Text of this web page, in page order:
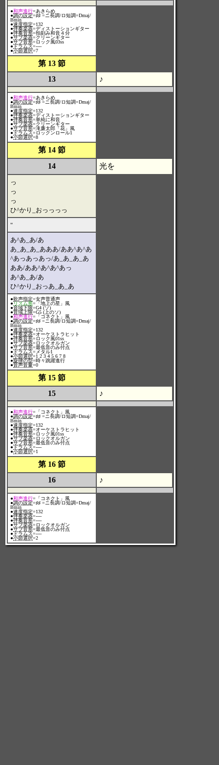
●和声進行=あきらめ
●調の設定=♯♯ =ニ長調/ロ短調=Dmaj/
Bmin
●速度指定=132
●伴奏楽器=ディストーションギター
●伴奏音形=拍刻み和音４分
●サブ楽器=クリーンギター
●サブ音形=ロック風03ss
●ドラムス=----
●小節選択=7
第 13 節
13
♪
●和声進行=あきらめ
●調の設定=♯♯ =ニ長調/ロ短調=Dmaj/
Bmin
●速度指定=132
●伴奏楽器=ディストーションギター
●伴奏音形=単純に和音
●サブ楽器=クリーンギター
●サブ音形=滝廉太郎「花」風
●ドラムス=ロックンロール1
●小節選択=8
第 14 節
14
光を
っ
っ
っ
ひ^かり_おっっっっ
"
あ^あ_あ/あ
あ_あ_あ_あああ/ああ^あ^あ
^あっあっあっ/あ_あ_あ_あ
ああ/ああ^あ^あ^あっ
あ^あ_あ/あ
ひ^かり_おっあ_あ_あ
●歌声指定=女声普通声
●リズム形=「地上の星」風
●音域下限=G4 (ソ)
●音域上限=G5 (上のソ)
●和声進行=「コネクト」風
●調の設定=♯♯ =ニ長調/ロ短調=Dmaj/
Bmin
●速度指定=132
●伴奏楽器=オーケストラヒット
●伴奏音形=ロック風01ss
●サブ楽器=ロックオルガン
●サブ音形=最低音のみ付点
●ドラムス=メタル1
●小節選択=1 2 3 4 5 6 7 8
●旋律の型=時々跳躍進行
●音声音量=0
第 15 節
15
♪
●和声進行=「コネクト」風
●調の設定=♯♯ =ニ長調/ロ短調=Dmaj/
Bmin
●速度指定=132
●伴奏楽器=オーケストラヒット
●伴奏音形=ロック風01ss
●サブ楽器=ロックオルガン
●サブ音形=最低音のみ付点
●ドラムス=----
●小節選択=1
第 16 節
16
♪
●和声進行=「コネクト」風
●調の設定=♯♯ =ニ長調/ロ短調=Dmaj/
Bmin
●速度指定=132
●伴奏楽器=----
●伴奏音形=----
●サブ楽器=ロックオルガン
●サブ音形=最低音のみ付点
●ドラムス=----
●小節選択=2